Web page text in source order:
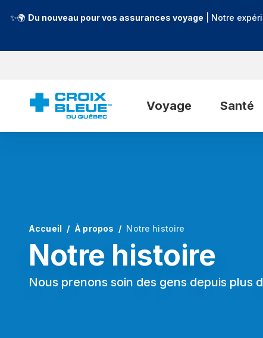
✨🌍 Du nouveau pour vos assurances voyage | Notre
Voyage Santé
Accueil À propos Notre histoire
Notre histoire
Nous prenons soin des gens depuis plus